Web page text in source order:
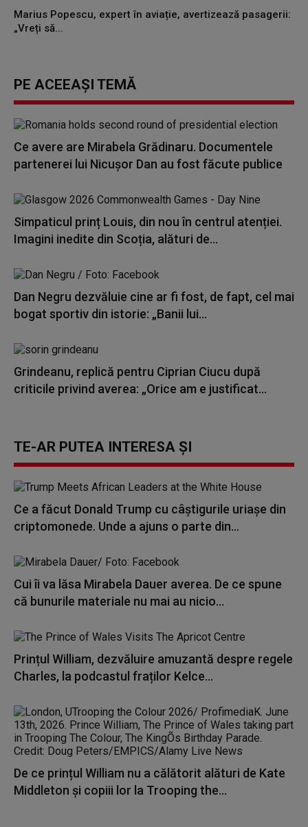
Marius Popescu, expert în aviație, avertizează pasagerii:
„Vreți să...
PE ACEEAȘI TEMĂ
Ce avere are Mirabela Grădinaru. Documentele
partenerei lui Nicușor Dan au fost făcute publice
Simpaticul prinț Louis, din nou în centrul atenției.
Imagini inedite din Scoția, alături de...
Dan Negru dezvăluie cine ar fi fost, de fapt, cel mai
bogat sportiv din istorie: „Banii lui...
Grindeanu, replică pentru Ciprian Ciucu după
criticile privind averea: „Orice am e justificat...
TE-AR PUTEA INTERESA ȘI
Ce a făcut Donald Trump cu câștigurile uriașe din
criptomonede. Unde a ajuns o parte din...
Cui îi va lăsa Mirabela Dauer averea. De ce spune
că bunurile materiale nu mai au nicio...
Prințul William, dezvăluire amuzantă despre regele
Charles, la podcastul fraților Kelce...
De ce prințul William nu a călătorit alături de Kate
Middleton și copiii lor la Trooping the...